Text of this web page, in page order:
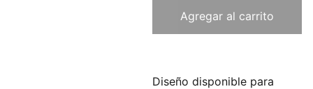
Agregar al carrito
Diseño disponible para